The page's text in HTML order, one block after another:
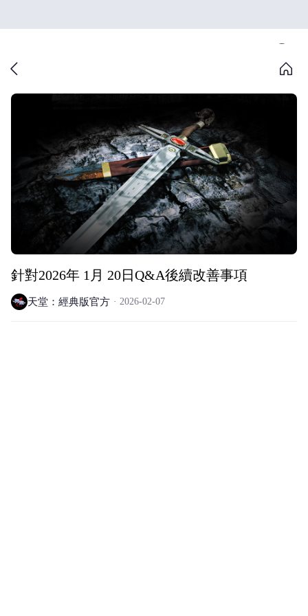
針對2026年 1月 20日Q&A後續改善事項
天堂：經典版官方 2026-02-07